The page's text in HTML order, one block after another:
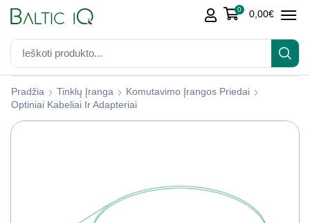
0 0,00€
Pradžia Tinklų Įranga
Komutavimo Įrangos Priedai
Optiniai Kabeliai Ir Adapteriai